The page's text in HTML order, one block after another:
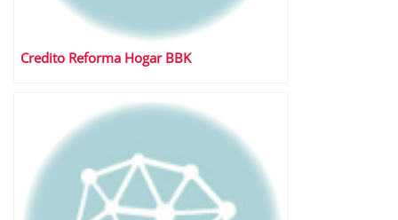
Credito Reforma Hogar BBK